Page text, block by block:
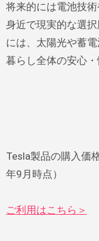
将来的には電池技
身近で現実的な選
には、太陽光や蓄
暮らし全体の安心・
Tesla製品の購入価
年9月時点）
ご利用はこちら＞